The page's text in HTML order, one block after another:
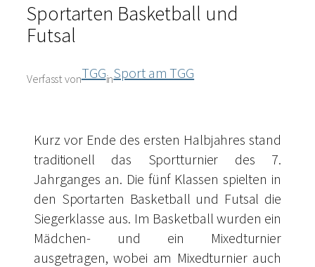
Sportarten Basketball und
Futsal
Verfasst vonTGGinSport am TGG
Kurz vor Ende des ersten Halbjahres stand
traditionell das Sportturnier des 7.
Jahrganges an. Die fünf Klassen spielten in
den Sportarten Basketball und Futsal die
Siegerklasse aus. Im Basketball wurden ein
Mädchen- und ein Mixedturnier
ausgetragen, wobei am Mixedturnier auch